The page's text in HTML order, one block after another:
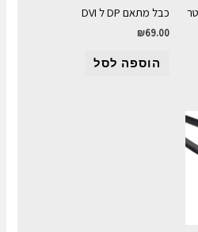
כבל מתאם DP ל DVI
₪69.00
הוספה לסל